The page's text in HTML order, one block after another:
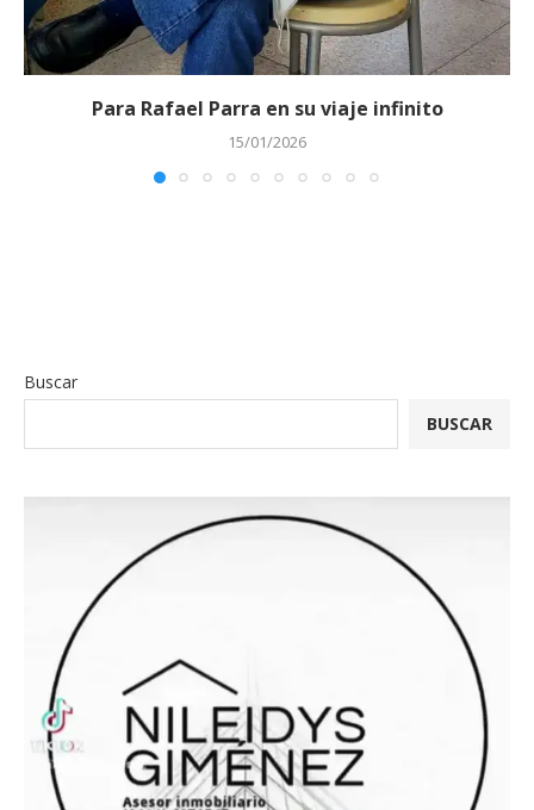
Para Rafael Parra en su viaje infinito
15/01/2026
Buscar
BUSCAR